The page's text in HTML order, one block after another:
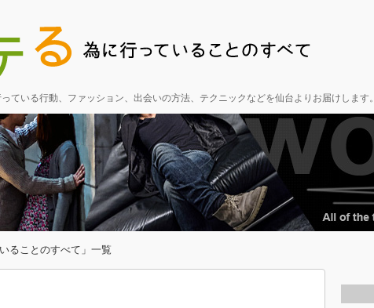
ている行動、ファッション、出会いの方法、テクニックなどを仙台よりお届けします。
ることのすべて」一覧